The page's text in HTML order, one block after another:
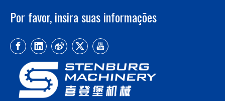
Por favor, insira suas informações